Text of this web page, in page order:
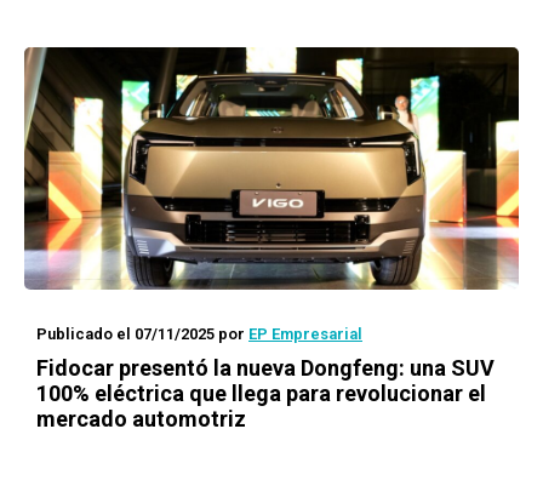
Publicado el 07/11/2025 por EP Empresarial
Fidocar presentó la nueva Dongfeng: una SUV
100% eléctrica que llega para revolucionar el
mercado automotriz